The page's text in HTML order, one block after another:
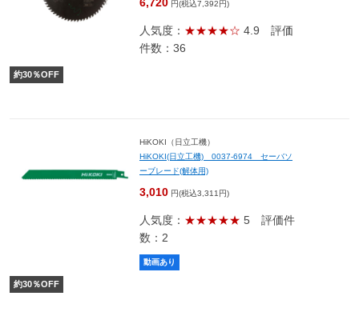
円(税込7,392円)
人気度： ★★★★☆ 4.9 評価
件数：36
約30％OFF
HiKOKI（日立工機）
HiKOKI(日立工機) 0037-6974 セーバソ
ーブレード(解体用)
3,010 円(税込3,311円)
人気度： ★★★★★ 5 評価件
数：2
動画あり
約30％OFF